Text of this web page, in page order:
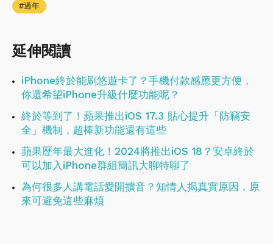
過年
延伸閱讀
iPhone終於能刷悠遊卡了？手機付款感應更方便，
你還希望iPhone升級什麼功能呢？
終於等到了！蘋果推出iOS 17.3 貼心提升「防竊安
全」機制，超棒新功能還有這些
蘋果歷年最大進化！2024將推出iOS 18？安卓終於
可以加入iPhone群組簡訊大聊特聊了
為何很多人講電話愛開擴音？知情人揭真實原因，原
來可避免這些麻煩